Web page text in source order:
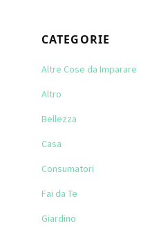
CATEGORIE
Altre Cose da Imparare
Altro
Bellezza
Casa
Consumatori
Fai da Te
Giardino